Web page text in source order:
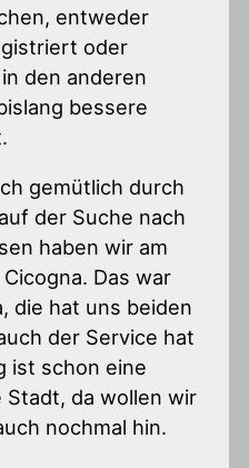
entweder
oder
den anderen
bessere
gemütlich durch
der Suche nach
haben wir am
Das war
die hat uns beiden
der Service hat
ist schon eine
da wollen wir
nochmal hin.